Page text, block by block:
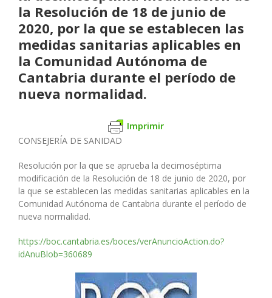
la Resolución de 18 de junio de
2020, por la que se establecen las
medidas sanitarias aplicables en
la Comunidad Autónoma de
Cantabria durante el período de
nueva normalidad.
Imprimir
CONSEJERÍA DE SANIDAD
Resolución por la que se aprueba la decimoséptima
modificación de la Resolución de 18 de junio de 2020, por
la que se establecen las medidas sanitarias aplicables en la
Comunidad Autónoma de Cantabria durante el período de
nueva normalidad.
https://boc.cantabria.es/boces/verAnuncioAction.do?
idAnuBlob=360689